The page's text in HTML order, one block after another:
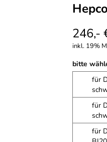
246,-
inkl. 19%
bitte
für
für
für